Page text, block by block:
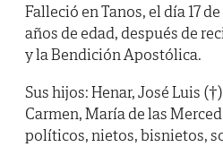
Falleció en Tanos, el día 17
años de edad, después de
y la Bendición Apostólica.
Sus hijos: Henar, José Luis
Carmen, María de las
políticos, nietos, bisnietos,